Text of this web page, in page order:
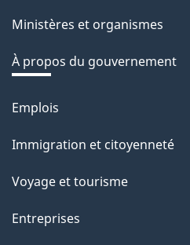
Ministères et organismes
À propos du gouvernement
Thèmes
sujets
Emplois
Immigration et citoyenneté
Voyage et tourisme
Entreprises